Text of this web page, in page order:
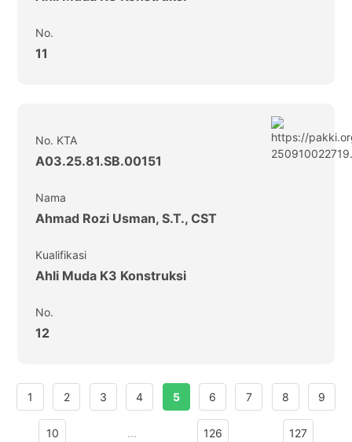
No.
11
No. KTA
A03.25.81.SB.00151
Nama
Ahmad Rozi Usman, S.T., CST
Kualifikasi
Ahli Muda K3 Konstruksi
No.
12
1 2 3 4 5 6 7 8 9
10 ... 126 127